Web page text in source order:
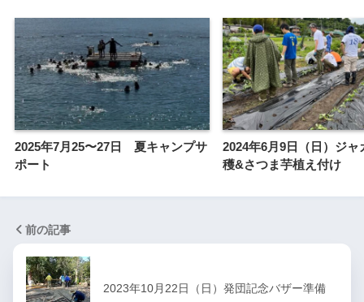
2025年7月25〜27日 夏キャンプサ
ポート
2024年6月9日（日）ジャ
穫&さつま芋植え付け
前の記事
2023年10月22日（日）発団記念バザー準備